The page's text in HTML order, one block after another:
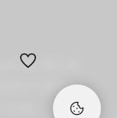
36, 90141
-